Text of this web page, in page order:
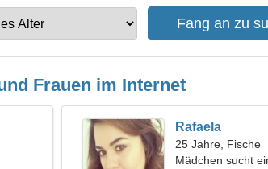
Frauen im Internet
Rafaela
25 Jahre, Fische
Mädchen sucht